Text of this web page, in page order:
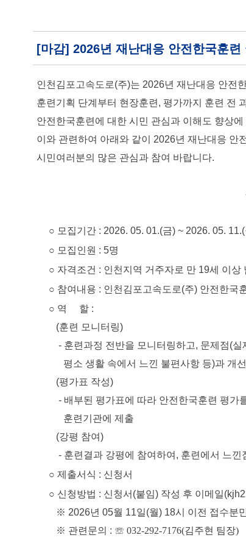
[마감] 2026년 재난대응 안전한국훈
인천김포고속도로(주)는 2026년 재난대응 안전
훈련기획 단계부터 현장훈련, 평가까지 훈련 전
안전한국훈련에 대한 시민 관심과 이해도 향상
이와 관련하여 아래와 같이 2026년 재난대응 안
시민여러분의 많은 관심과 참여 바랍니다.
○ 모집기간 : 2026. 05. 01.(금) ~ 2026. 05.
○ 모집인원 : 5명
○ 자격조건 : 인천지역 거주자로 만 19세 이상
○ 참여내용 : 인천김포고속도로(주) 안전한국
○ 역 할 :
(훈련 모니터링)
- 훈련과정 전반을 모니터링하고, 문제점(실
평소 생활 속에서 느낀 불편사항 등)과 개선
(평가표 작성)
- 배부된 평가표에 따라 안전한국훈련 평가
훈련기관에 제출
(강평 참여)
- 훈련결과 강평에 참여하여, 훈련에서 느낀
○ 제출서식 : 신청서
○ 신청방법 : 신청서(붙임) 작성 후 이메일
※ 2026년 05월 11일(월) 18시 이전 접수분
※ 관련문의 : ☏ 032-292-7176(김주현 팀장)